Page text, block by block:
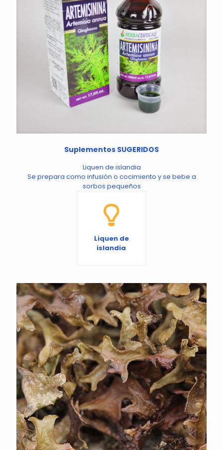
Suplementos SUGERIDOS
Liquen de islandia
Se prepara como infusión o cocimiento y se bebe a
sorbos pequeños
Liquen de
islandia